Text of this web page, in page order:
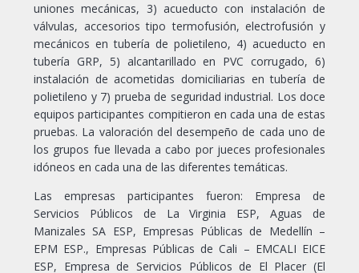
uniones mecánicas, 3) acueducto con instalación de
válvulas, accesorios tipo termofusión, electrofusión y
mecánicos en tubería de polietileno, 4) acueducto en
tubería GRP, 5) alcantarillado en PVC corrugado, 6)
instalación de acometidas domiciliarias en tubería de
polietileno y 7) prueba de seguridad industrial. Los doce
equipos participantes compitieron en cada una de estas
pruebas. La valoración del desempeño de cada uno de
los grupos fue llevada a cabo por jueces profesionales
idóneos en cada una de las diferentes temáticas.
Las empresas participantes fueron: Empresa de
Servicios Públicos de La Virginia ESP, Aguas de
Manizales SA ESP, Empresas Públicas de Medellín –
EPM ESP., Empresas Públicas de Cali – EMCALI EICE
ESP, Empresa de Servicios Públicos de El Placer (El